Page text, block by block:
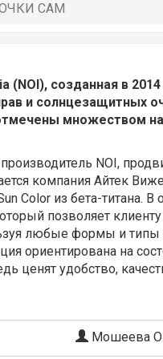
САМ
(NOI), созданная в
и солнцезащитных
множеством
производитель NOI,
компания Айтек
Color из бета-титана.
позволяет
любые формы и типы
ориентирована на
ценят удобство,
Мошеева